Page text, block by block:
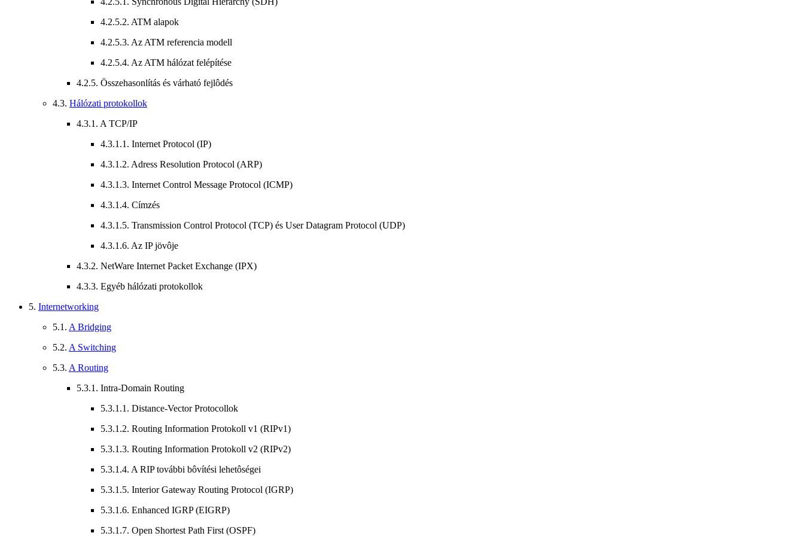
4.2.5.2. ATM alapok
4.2.5.3. Az ATM referencia modell
4.2.5.4. Az ATM hálózat felépítése
4.2.5. Összehasonlítás és várható fejlôdés
4.3. Hálózati protokollok
4.3.1. A TCP/IP
4.3.1.1. Internet Protocol (IP)
4.3.1.2. Adress Resolution Protocol (ARP)
4.3.1.3. Internet Control Message Protocol (ICMP)
4.3.1.4. Címzés
4.3.1.5. Transmission Control Protocol (TCP) és User Datagram Protocol (UDP)
4.3.1.6. Az IP jövôje
4.3.2. NetWare Internet Packet Exchange (IPX)
4.3.3. Egyéb hálózati protokollok
5. Internetworking
5.1. A Bridging
5.2. A Switching
5.3. A Routing
5.3.1. Intra-Domain Routing
5.3.1.1. Distance-Vector Protocollok
5.3.1.2. Routing Information Protokoll v1 (RIPv1)
5.3.1.3. Routing Information Protokoll v2 (RIPv2)
5.3.1.4. A RIP további bôvítési lehetôségei
5.3.1.5. Interior Gateway Routing Protocol (IGRP)
5.3.1.6. Enhanced IGRP (EIGRP)
5.3.1.7. Open Shortest Path First (OSPF)